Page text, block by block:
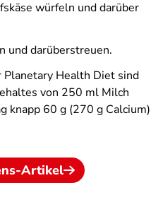
würfeln und darüber
und darüberstreuen.
Planetary Health Diet sind
von 250 ml Milch
knapp 60 g (270 g Calcium)
Artikel